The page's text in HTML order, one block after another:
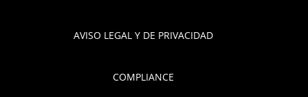
AVISO LEGAL Y DE PRIVACIDAD
COMPLIANCE